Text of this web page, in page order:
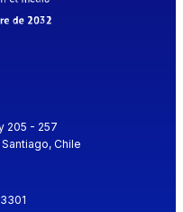
205 - 257
Chile